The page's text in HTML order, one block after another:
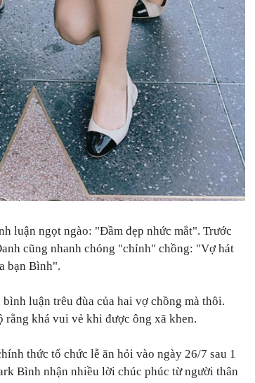
luận ngọt ngào: "Đầm đẹp nhức mắt". Trước
cũng nhanh chóng "chỉnh" chồng: "Vợ hát
bạn Bình".
luận trêu đùa của hai vợ chồng mà thôi.
rằng khá vui vẻ khi được ông xã khen.
thức tổ chức lễ ăn hỏi vào ngày 26/7 sau 1
Bình nhận nhiều lời chúc phúc từ người thân